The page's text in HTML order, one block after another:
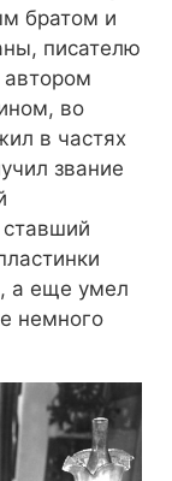
братом и
писателю
во
в частях
звание
а еще умел
немного